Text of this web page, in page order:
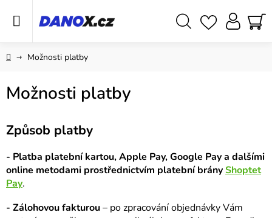
DomůMožnosti platby
Možnosti platby
Způsob platby
- Platba platební kartou, Apple Pay, Google Pay a dalšími
online metodami prostřednictvím platební brányShoptet
Pay.
- Zálohovou fakturou– po zpracování objednávky Vám